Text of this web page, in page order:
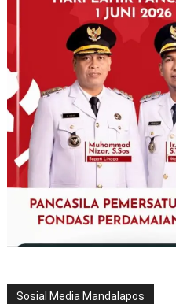
Sosial Media Mandalapos